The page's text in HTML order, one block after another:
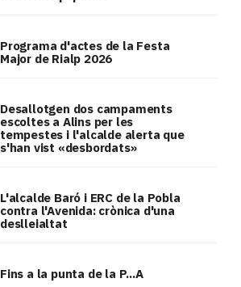
Programa d'actes de la Festa
Major de Rialp 2026
​Desallotgen dos campaments
escoltes a Alins per les
tempestes i l'alcalde alerta que
s'han vist «desbordats»
L'alcalde Baró i ERC de la Pobla
contra l'Avenida: crònica d'una
deslleialtat
Fins a la punta de la P...A